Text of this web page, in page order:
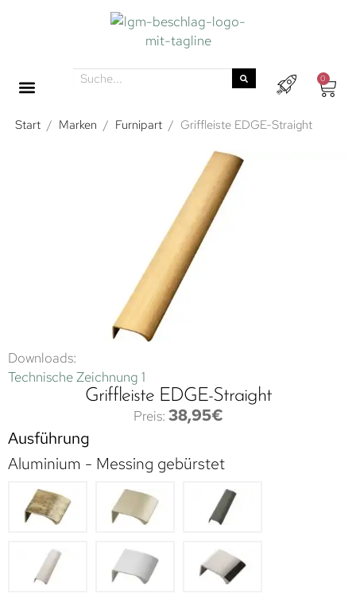
0
Start / Marken / Furnipart / Griffleiste EDGE-Straight
Downloads:
Technische Zeichnung 1
Griffleiste EDGE-Straight
38,95€
Ausführung
Aluminium - Messing gebürstet